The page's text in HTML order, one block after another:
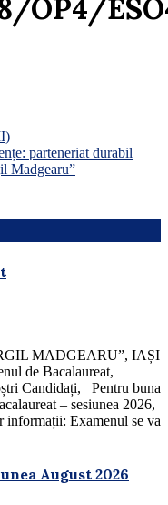
OP4/
parteneriat durabil
Madgearu”
MADGEARU”, IAȘI
de Bacalaureat,
Candidați, Pentru buna
– sesiunea 2026,
informații: Examenul se va
August 2026